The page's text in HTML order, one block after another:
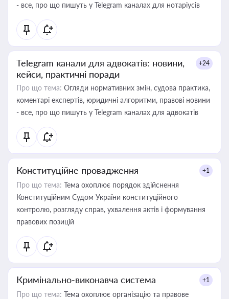
- все, про що пишуть у Telegram каналах для нотаріусів
Telegram канали для адвокатів: новини,
кейси, практичні поради
+24
Про що тема: Огляди нормативних змін, судова практика,
коментарі експертів, юридичні алгоритми, правові новини
- все, про що пишуть у Telegram каналах для адвокатів
Конституційне провадження +1
Про що тема: Тема охоплює порядок здійснення
Конституційним Судом України конституційного
контролю, розгляду справ, ухвалення актів і формування
правових позицій
Кримінально-виконавча система +1
Про що тема: Тема охоплює організацію та правове